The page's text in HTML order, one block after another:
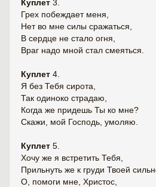
Куплет 3.
Грех побеждает меня,
Нет во мне силы сражаться,
В сердце не стало огня,
Враг надо мной стал смеяться.
Куплет 4.
Я без Тебя сирота,
Так одиноко страдаю,
Когда же придешь Ты ко мне?
Скажи, мой Господь, умоляю.
Куплет 5.
Хочу же я встретить Тебя,
Прильнуть же к груди Твоей
О, помоги мне, Христос,